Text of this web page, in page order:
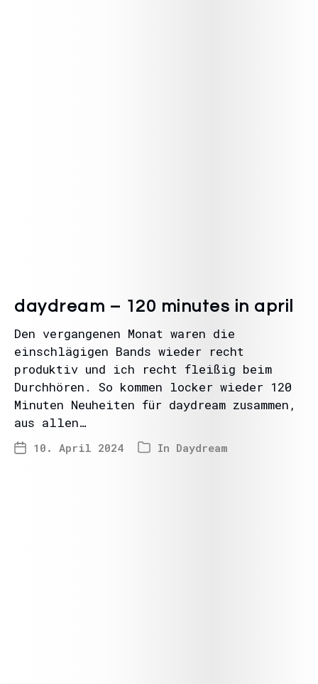
daydream – 120 minutes in april
Den vergangenen Monat waren die
einschlägigen Bands wieder recht
produktiv und ich recht fleißig beim
Durchhören. So kommen locker wieder 120
Minuten Neuheiten für daydream zusammen,
aus allen…
10. April 2024 In Daydream